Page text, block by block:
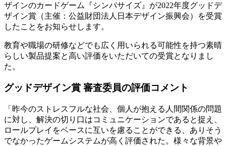
ザインのカードゲーム『シンパサイズ』が2022年度グッドデ
ザイン賞（主催：公益財団法人日本デザイン振興会）を受賞
したことをお知らせします。
教育や職場の研修などでも広く用いられる可能性を持つ素晴
らしい製品提案と高い評価をいただいての受賞となりまし
た。
グッドデザイン賞 審査委員の評価コメント
「昨今のストレスフルな社会、個人が抱える人間関係の問題
に対し、解決の切り口はコミュニケーションであると捉え、
ロールプレイをベースに互いを慮ることができる、ありそう
でなかったゲームシステムが高く評価された。様々な背景や